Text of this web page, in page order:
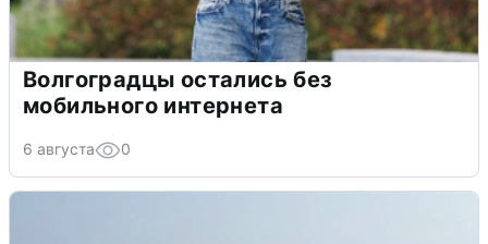
Волгоградцы остались без
мобильного интернета
6 августа 0